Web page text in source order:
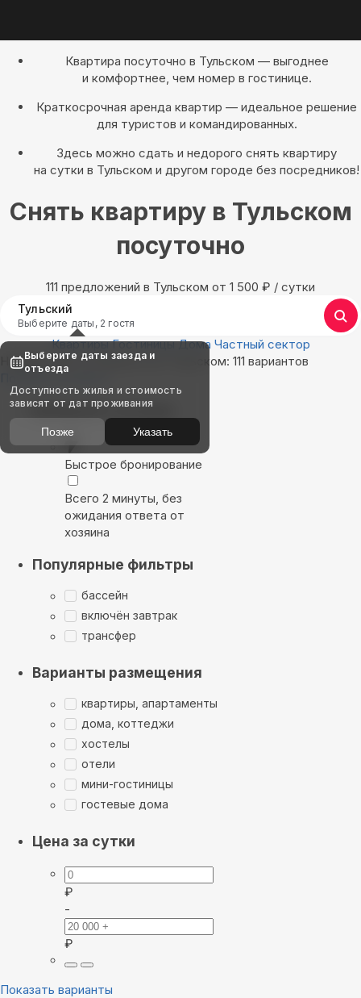
Квартира посуточно в Тульском — выгоднее
и комфортнее, чем номер в гостинице.
Краткосрочная аренда квартир — идеальное решение
для туристов и командированных.
Здесь можно сдать и недорого снять квартиру
на сутки в Тульском и другом городе без посредников!
Снять квартиру в Тульском
посуточно
111 предложений в Тульском oт 1 500 ₽ / сутки
Тульский
Выберите даты, 2 гостя
Квартиры Гостиницы Дома Частный сектор
Найдём, где остановиться в Тульском: 111 вариантов
Показать на карте
Выбирайте лучшее
Быстрое бронирование
Всего 2 минуты, без
ожидания ответа от
хозяина
Популярные фильтры
бассейн
включён завтрак
трансфер
Варианты размещения
квартиры, апартаменты
дома, коттеджи
хостелы
отели
мини-гостиницы
гостевые дома
Цена за сутки
₽
-
₽
Показать варианты
Выберите даты заезда и
отъезда
Доступность жилья и стоимость
зависят от дат проживания
Позже Указать